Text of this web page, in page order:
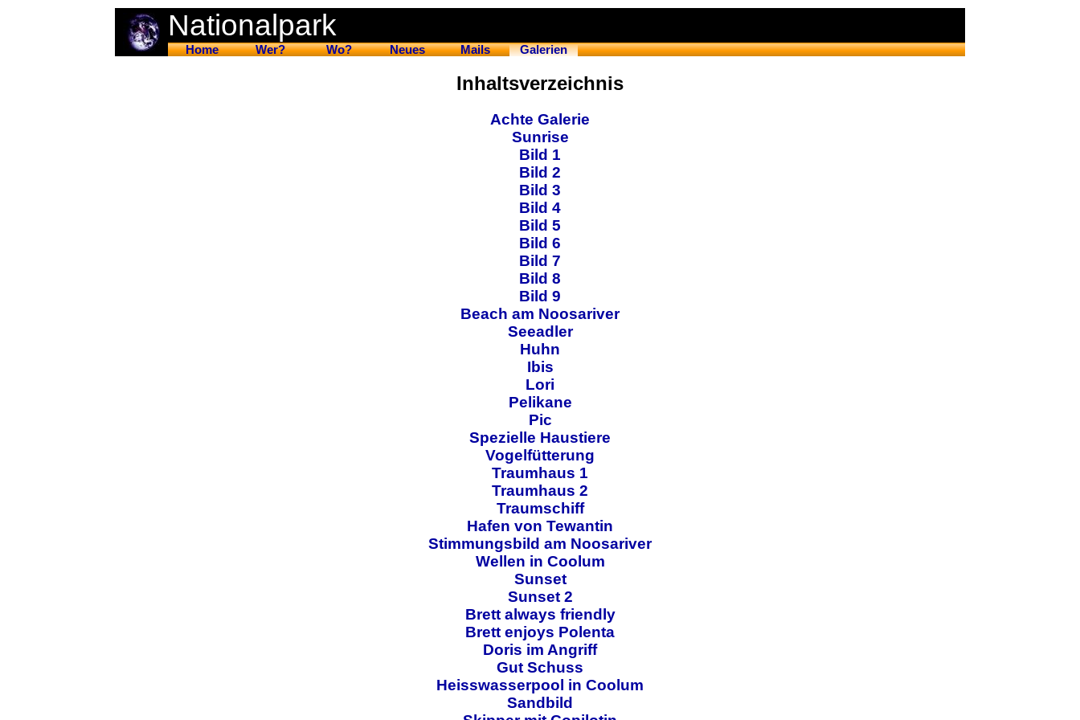
Nationalpark
Home Wer? Wo? Neues Mails Galerien
Inhaltsverzeichnis
Achte Galerie
Sunrise
Bild 1
Bild 2
Bild 3
Bild 4
Bild 5
Bild 6
Bild 7
Bild 8
Bild 9
Beach am Noosariver
Seeadler
Huhn
Ibis
Lori
Pelikane
Pic
Spezielle Haustiere
Vogelfütterung
Traumhaus 1
Traumhaus 2
Traumschiff
Hafen von Tewantin
Stimmungsbild am Noosariver
Wellen in Coolum
Sunset
Sunset 2
Brett always friendly
Brett enjoys Polenta
Doris im Angriff
Gut Schuss
Heisswasserpool in Coolum
Sandbild